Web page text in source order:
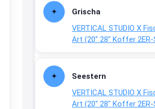
Grischa
VERTICAL STUDIO X
Art (20″ 28″ Koffer
Seestern
VERTICAL STUDIO X
Art (20″ 28″ Koffer
dich zu sehen, alles
15:01
An 01.08. /